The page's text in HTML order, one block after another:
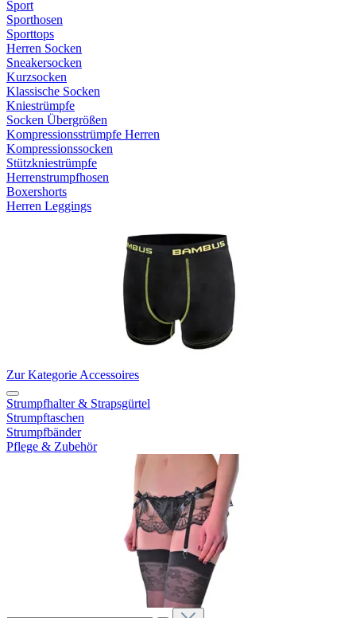
Sport
Sporthosen
Sporttops
Herren Socken
Sneakersocken
Kurzsocken
Klassische Socken
Kniestrümpfe
Socken Übergrößen
Kompressionsstrümpfe Herren
Kompressionssocken
Stützkniestrümpfe
Herrenstrumpfhosen
Boxershorts
Herren Leggings
Zur Kategorie Accessoires
Strumpfhalter & Strapsgürtel
Strumpftaschen
Strumpfbänder
Pflege & Zubehör